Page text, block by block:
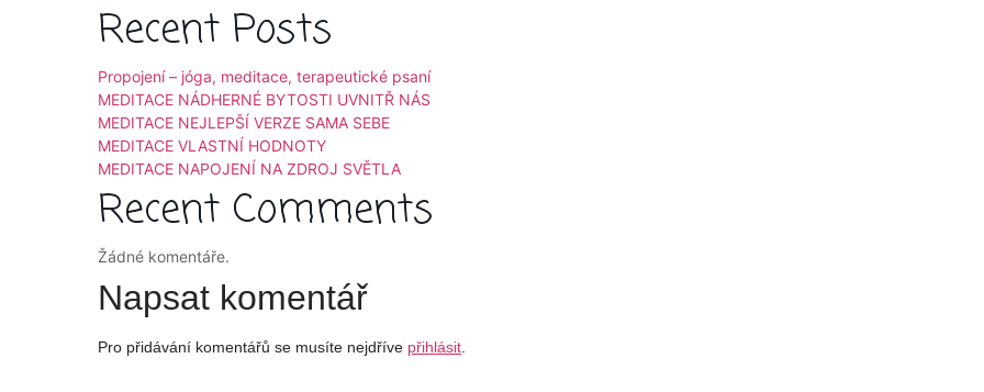
Recent Posts
Propojení – jóga, meditace, terapeutické psaní
MEDITACE NÁDHERNÉ BYTOSTI UVNITŘ NÁS
MEDITACE NEJLEPŠÍ VERZE SAMA SEBE
MEDITACE VLASTNÍ HODNOTY
MEDITACE NAPOJENÍ NA ZDROJ SVĚTLA
Recent Comments
Žádné komentáře.
Napsat komentář
Pro přidávání komentářů se musíte nejdříve přihlásit